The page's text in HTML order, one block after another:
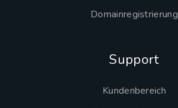
Domainregistrierung
Support
Kundenbereich